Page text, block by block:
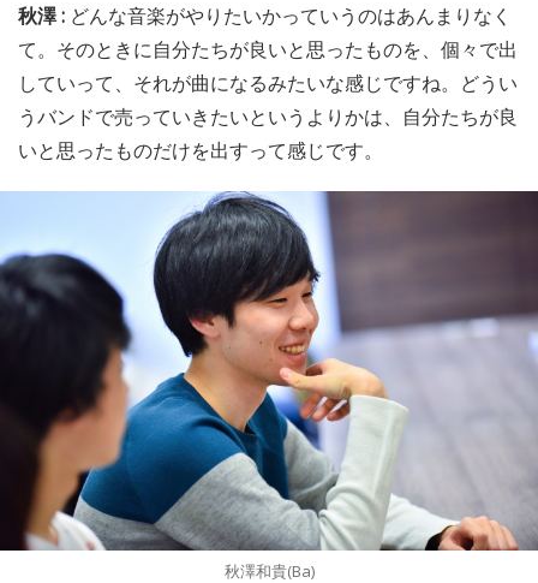
秋澤 : どんな音楽がやりたいかっていうのはあんまりなく
て。そのときに自分たちが良いと思ったものを、個々で出
していって、それが曲になるみたいな感じですね。どうい
うバンドで売っていきたいというよりかは、自分たちが良
いと思ったものだけを出すって感じです。
秋澤和貴(Ba)